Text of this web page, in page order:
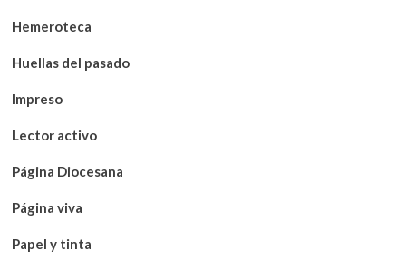
Hemeroteca
Huellas del pasado
Impreso
Lector activo
Página Diocesana
Página viva
Papel y tinta